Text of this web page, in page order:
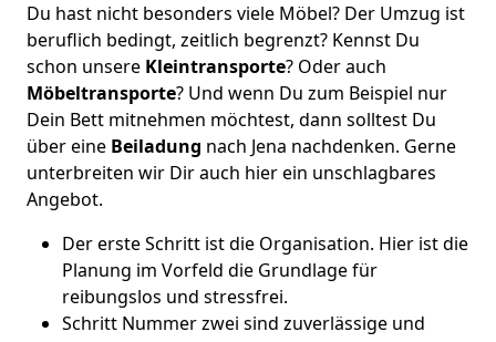
Du hast nicht besonders viele Möbel? Der Umzug ist
beruflich bedingt, zeitlich begrenzt? Kennst Du
schon unsere Kleintransporte? Oder auch
Möbeltransporte? Und wenn Du zum Beispiel nur
Dein Bett mitnehmen möchtest, dann solltest Du
über eine Beiladung nach Jena nachdenken. Gerne
unterbreiten wir Dir auch hier ein unschlagbares
Angebot.
Der erste Schritt ist die Organisation. Hier ist die
Planung im Vorfeld die Grundlage für
reibungslos und stressfrei.
Schritt Nummer zwei sind zuverlässige und